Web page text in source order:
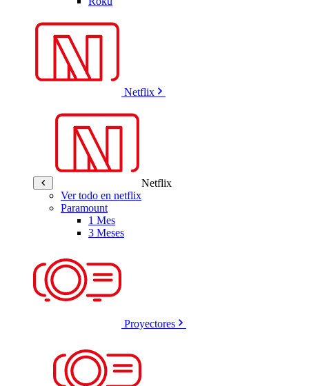
Netflix
Netflix
Ver todo en netflix
Paramount
1 Mes
3 Meses
Proyectores